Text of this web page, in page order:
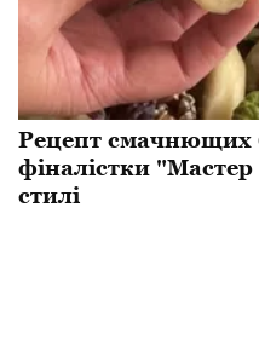
Рецепт смачнющих
фіналістки
стилі